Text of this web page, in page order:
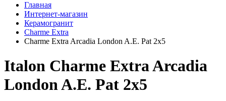
Главная
Интернет-магазин
Керамогранит
Charme Extra
Charme Extra Arcadia London A.E. Pat 2x5
Italon Charme Extra Arcadia
London A.E. Pat 2x5